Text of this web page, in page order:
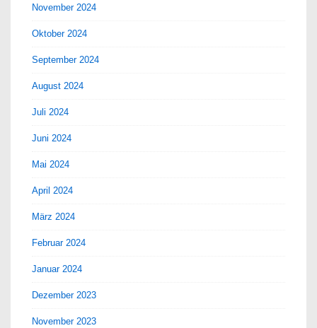
November 2024
Oktober 2024
September 2024
August 2024
Juli 2024
Juni 2024
Mai 2024
April 2024
März 2024
Februar 2024
Januar 2024
Dezember 2023
November 2023